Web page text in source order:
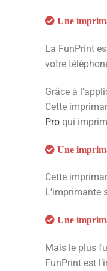
Une
La FunPrint
votre
Grâce à
Cette
Pro qui
Une
Cette
L’imprimante
Une
Mais le plus
FunPrint est